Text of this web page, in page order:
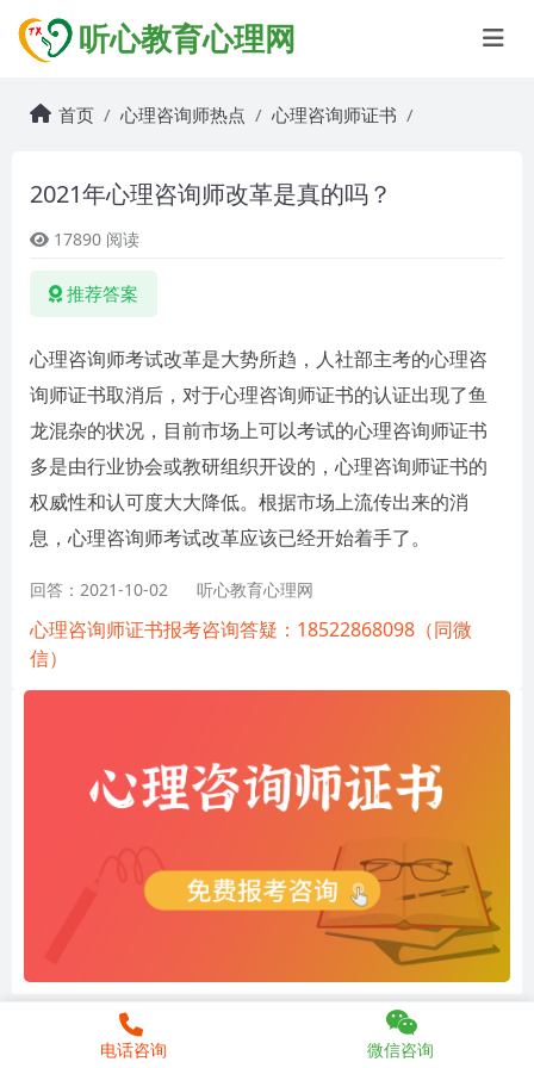
听心教育心理网
首页 心理咨询师热点 心理咨询师证书
2021年心理咨询师改革是真的吗？
17890 阅读
推荐答案
心理咨询师考试改革是大势所趋，人社部主考的心理咨
询师证书取消后，对于心理咨询师证书的认证出现了鱼
龙混杂的状况，目前市场上可以考试的心理咨询师证书
多是由行业协会或教研组织开设的，心理咨询师证书的
权威性和认可度大大降低。根据市场上流传出来的消
息，心理咨询师考试改革应该已经开始着手了。
回答：2021-10-02 听心教育心理网
心理咨询师证书报考咨询答疑：18522868098（同微
信）
相关内容电话咨询 微信咨询